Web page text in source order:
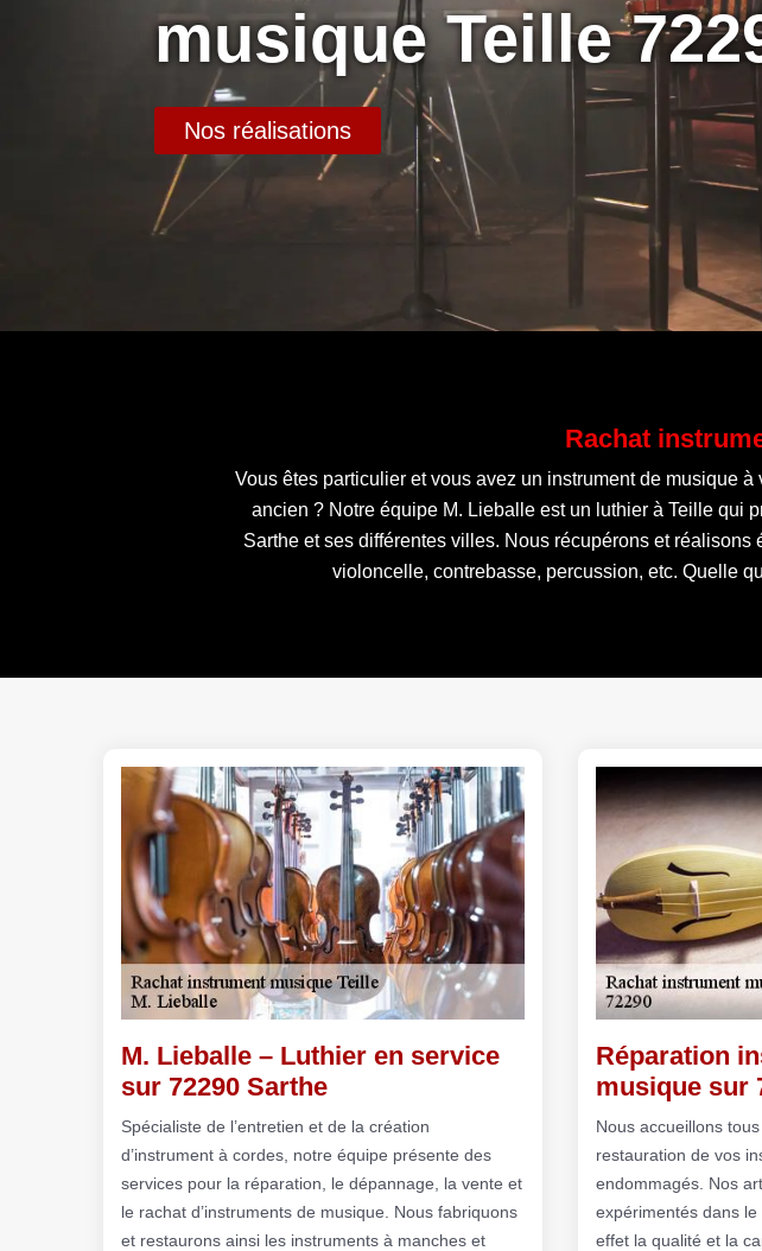
musique Teille
Nos réalisations
Rachat
Vous êtes particulier et vous avez un instrument de musique
ancien ? Notre équipe M. Lieballe est un luthier à Teille qui
Sarthe et ses différentes villes. Nous récupérons et
violoncelle, contrebasse, percussion, etc. Quelle
M. Lieballe – Luthier en service
sur 72290 Sarthe
Spécialiste de l’entretien et de la création
d’instrument à cordes, notre équipe présente des
services pour la réparation, le dépannage, la vente et
le rachat d’instruments de musique. Nous fabriquons
et restaurons ainsi les instruments à manches et
Réparation
musique sur
Nous accueillons
restauration de vos
endommagés. Nos
expérimentés dans
effet la qualité et la